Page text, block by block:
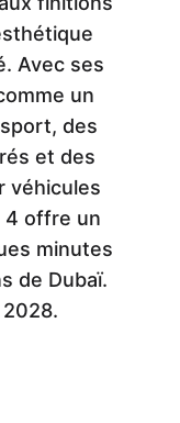
Avec ses
un
des
et des
véhicules
4 offre un
minutes
de Dubaï.